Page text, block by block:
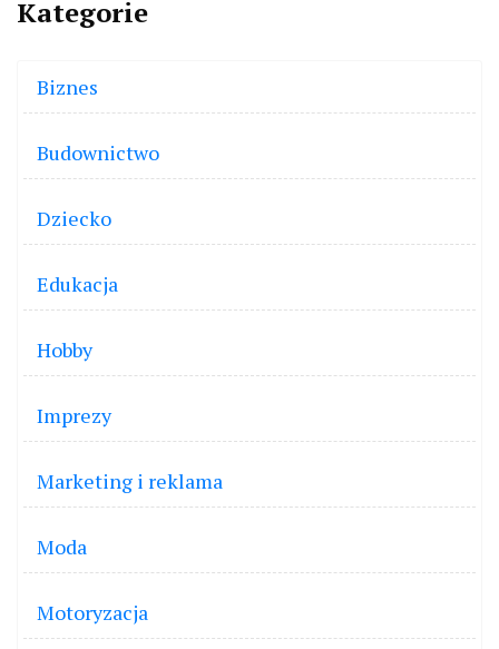
Kategorie
Biznes
Budownictwo
Dziecko
Edukacja
Hobby
Imprezy
Marketing i reklama
Moda
Motoryzacja